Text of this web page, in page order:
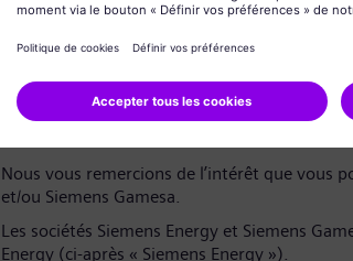
Politique de confidentialité des données
Nous vous remercions de l’intérêt que vous
et/ou Siemens Gamesa.
Les sociétés Siemens Energy et Siemens
Energy (ci-après « Siemens Energy »).